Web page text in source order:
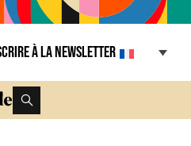
à la Newsletter